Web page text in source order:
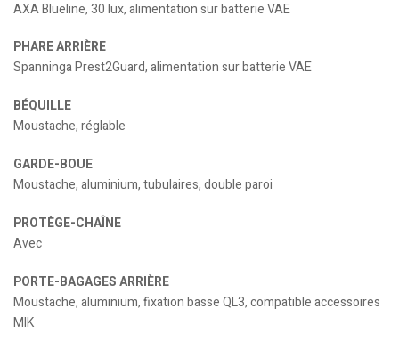
AXA Blueline, 30 lux, alimentation sur batterie VAE
PHARE ARRIÈRE
Spanninga Prest2Guard, alimentation sur batterie VAE
BÉQUILLE
Moustache, réglable
GARDE-BOUE
Moustache, aluminium, tubulaires, double paroi
PROTÈGE-CHAÎNE
Avec
PORTE-BAGAGES ARRIÈRE
Moustache, aluminium, fixation basse QL3, compatible accessoires
MIK